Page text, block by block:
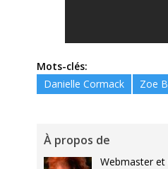
Mots-clés:
Danielle Cormack
Zoe
À propos de
Webmaster et